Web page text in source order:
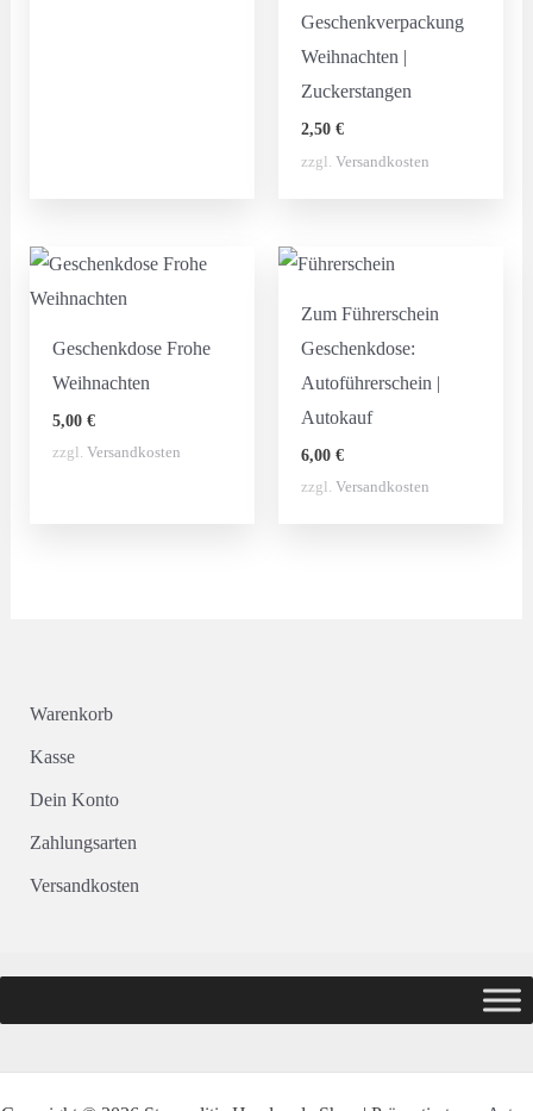
Geschenkverpackung
Weihnachten |
Zuckerstangen
2,50€
zzgl.Versandkosten
Geschenkdose Frohe
Weihnachten
5,00 €
zzgl. Versandkosten
Zum Führerschein
Geschenkdose:
Autoführerschein |
Autokauf
6,00€
zzgl.Versandkosten
Warenkorb
Kasse
Dein Konto
Zahlungsarten
Versandkosten